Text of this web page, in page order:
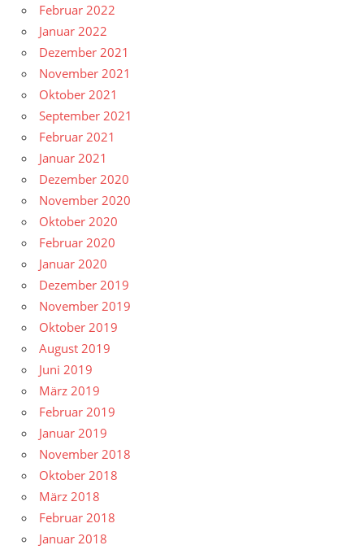
Februar 2022
Januar 2022
Dezember 2021
November 2021
Oktober 2021
September 2021
Februar 2021
Januar 2021
Dezember 2020
November 2020
Oktober 2020
Februar 2020
Januar 2020
Dezember 2019
November 2019
Oktober 2019
August 2019
Juni 2019
März 2019
Februar 2019
Januar 2019
November 2018
Oktober 2018
März 2018
Februar 2018
Januar 2018